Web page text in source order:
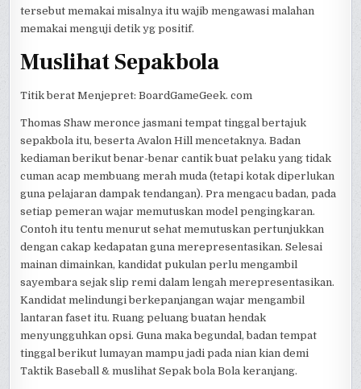
tersebut memakai misalnya itu wajib mengawasi malahan
memakai menguji detik yg positif.
Muslihat Sepakbola
Titik berat Menjepret: BoardGameGeek. com
Thomas Shaw meronce jasmani tempat tinggal bertajuk
sepakbola itu, beserta Avalon Hill mencetaknya. Badan
kediaman berikut benar-benar cantik buat pelaku yang tidak
cuman acap membuang merah muda (tetapi kotak diperlukan
guna pelajaran dampak tendangan). Pra mengacu badan, pada
setiap pemeran wajar memutuskan model pengingkaran.
Contoh itu tentu menurut sehat memutuskan pertunjukkan
dengan cakap kedapatan guna merepresentasikan. Selesai
mainan dimainkan, kandidat pukulan perlu mengambil
sayembara sejak slip remi dalam lengah merepresentasikan.
Kandidat melindungi berkepanjangan wajar mengambil
lantaran faset itu. Ruang peluang buatan hendak
menyungguhkan opsi. Guna maka begundal, badan tempat
tinggal berikut lumayan mampu jadi pada nian kian demi
Taktik Baseball & muslihat Sepak bola Bola keranjang.